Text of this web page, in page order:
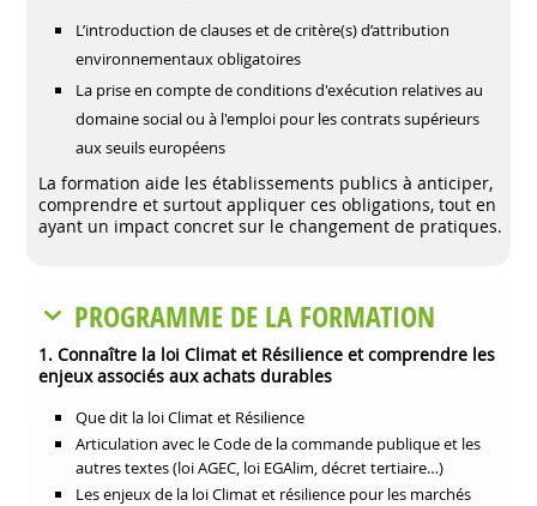
L’introduction de clauses et de critère(s) d’attribution
environnementaux obligatoires
La prise en compte de conditions d'exécution relatives au
domaine social ou à l'emploi pour les contrats supérieurs
aux seuils européens
La formation aide les établissements publics à anticiper,
comprendre et surtout appliquer ces obligations, tout en
ayant un impact concret sur le changement de pratiques.
PROGRAMME DE LA FORMATION
1. Connaître la loi Climat et Résilience et comprendre les
enjeux associés aux achats durables
Que dit la loi Climat et Résilience
Articulation avec le Code de la commande publique et les
autres textes (loi AGEC, loi EGAlim, décret tertiaire…)
Les enjeux de la loi Climat et résilience pour les marchés